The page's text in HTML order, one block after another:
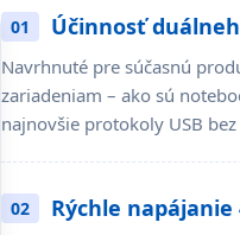
01 Účinnosť
Navrhnuté pre súčasnú
zariadeniam – ako sú
najnovšie protokoly USB
02 Rýchle napájanie